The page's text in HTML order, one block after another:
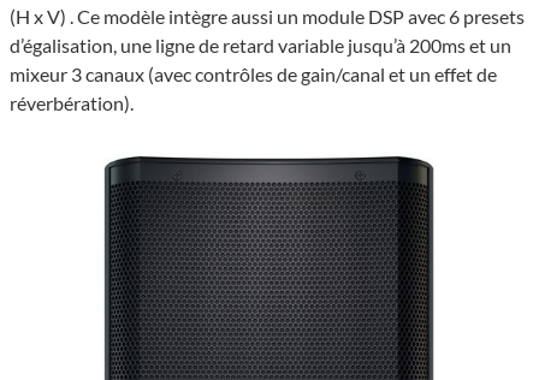
(H x V) . Ce modèle intègre aussi un module DSP avec 6 presets
d’éga­li­sa­tion, une ligne de retard variable jusqu’à 200ms et un
mixeur 3 canaux (avec contrôles de gain/canal et un effet de
réver­bé­ra­tion).